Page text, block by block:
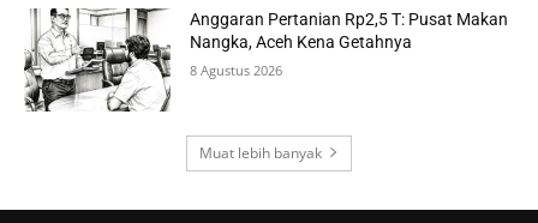
Anggaran Pertanian Rp2,5 T: Pusat Makan
Nangka, Aceh Kena Getahnya
8 Agustus 2026
Muat lebih banyak